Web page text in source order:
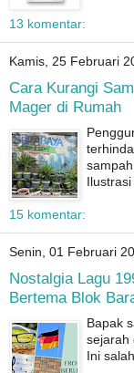
13 komentar:
Kamis, 25 Februari
Cara Kurangi
Mager di Rumah
Ilustrasi
15 komentar:
Senin, 01 Februari
Nostalgia Lagu
Bertema Blok
Bapak
sejarah
Ini